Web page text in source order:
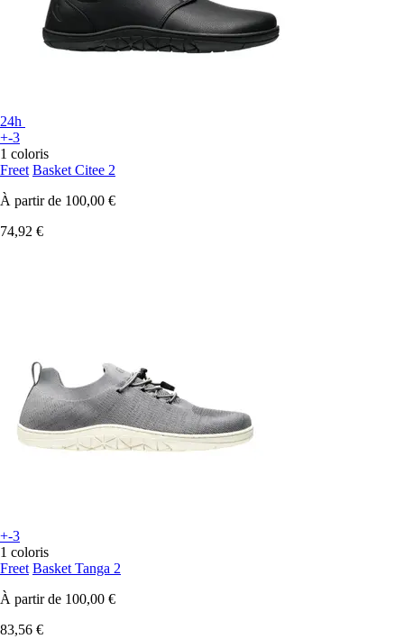
24h
+-3
1 coloris
Freet Basket Citee 2
À partir de 100,00 €
74,92 €
+-3
1 coloris
Freet Basket Tanga 2
À partir de 100,00 €
83,56 €